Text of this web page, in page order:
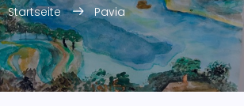
Startseite Pavia